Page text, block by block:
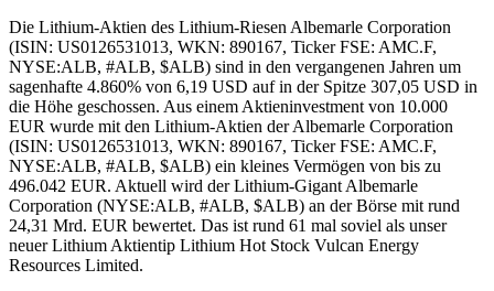
Die Lithium-Aktien des Lithium-Riesen Albemarle Corporation
(ISIN: US0126531013, WKN: 890167, Ticker FSE: AMC.F,
NYSE:ALB, #ALB, $ALB) sind in den vergangenen Jahren um
sagenhafte 4.860% von 6,19 USD auf in der Spitze 307,05 USD in
die Höhe geschossen. Aus einem Aktieninvestment von 10.000
EUR wurde mit den Lithium-Aktien der Albemarle Corporation
(ISIN: US0126531013, WKN: 890167, Ticker FSE: AMC.F,
NYSE:ALB, #ALB, $ALB) ein kleines Vermögen von bis zu
496.042 EUR. Aktuell wird der Lithium-Gigant Albemarle
Corporation (NYSE:ALB, #ALB, $ALB) an der Börse mit rund
24,31 Mrd. EUR bewertet. Das ist rund 61 mal soviel als unser
neuer Lithium Aktientip Lithium Hot Stock Vulcan Energy
Resources Limited.